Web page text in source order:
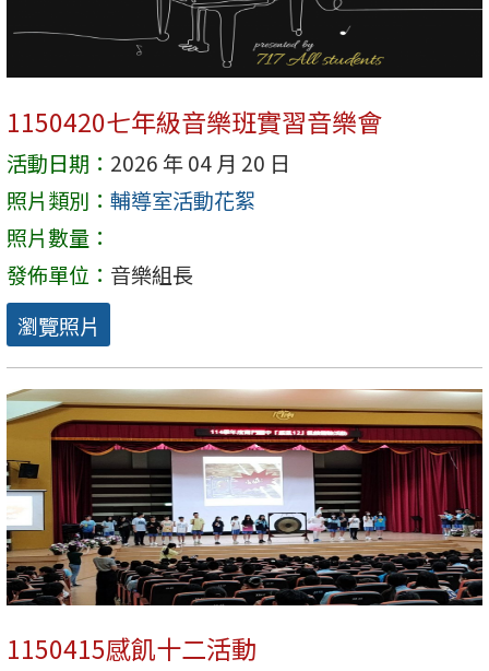
1150420七年級音樂班實習音樂會
活動日期： 2026 年 04 月 20 日
照片類別： 輔導室活動花絮
照片數量：
發佈單位： 音樂組長
瀏覽照片
1150415感飢十二活動